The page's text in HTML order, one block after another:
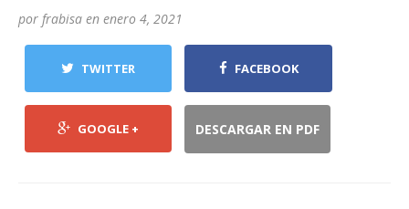
por frabisa en enero 4, 2021
TWITTER FACEBOOK
GOOGLE + DESCARGAR EN PDF